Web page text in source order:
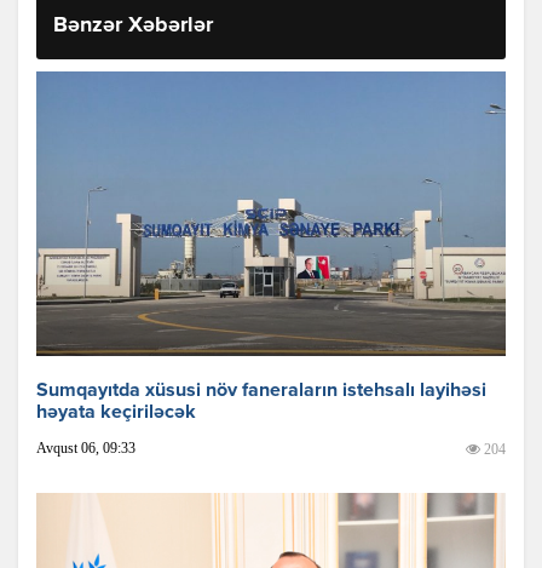
Bənzər Xəbərlər
Sumqayıtda xüsusi növ faneraların istehsalı layihəsi
həyata keçiriləcək
Avqust 06, 09:33 204